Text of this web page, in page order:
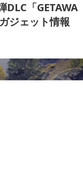
「GETAWA
ジェット情報